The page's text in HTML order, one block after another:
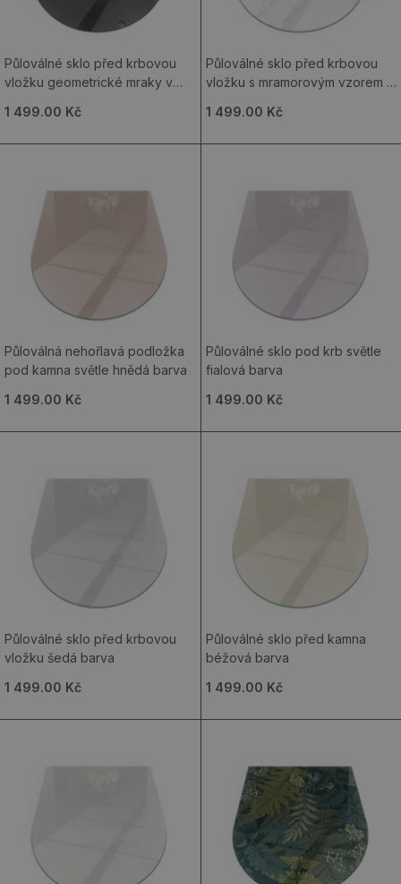
Půloválné sklo před krbovou
vložku geometrické mraky v
1 499.00 Kč
Půloválné sklo před krbovou
vložku s mramorovým vzorem a
1 499.00 Kč
Půloválná nehořlavá podložka
pod kamna světle hnědá barva
1 499.00 Kč
Půloválné sklo pod krb světle
fialová barva
1 499.00 Kč
Půloválné sklo před krbovou
vložku šedá barva
1 499.00 Kč
Půloválné sklo před kamna
béžová barva
1 499.00 Kč